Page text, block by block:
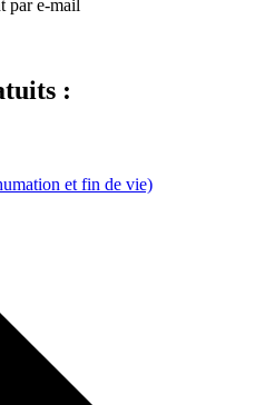
par e-mail
:
et fin de vie)